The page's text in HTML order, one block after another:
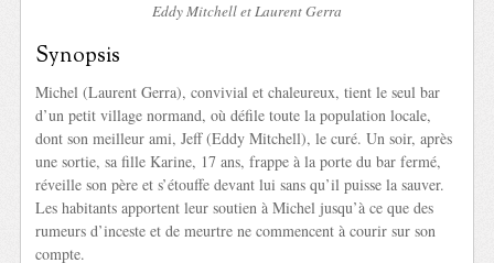
Eddy Mitchell et Laurent Gerra
Synopsis
Michel (Laurent Gerra), convivial et chaleureux, tient le seul bar
d’un petit village normand, où défile toute la population locale,
dont son meilleur ami, Jeff (Eddy Mitchell), le curé. Un soir, après
une sortie, sa fille Karine, 17 ans, frappe à la porte du bar fermé,
réveille son père et s’étouffe devant lui sans qu’il puisse la sauver.
Les habitants apportent leur soutien à Michel jusqu’à ce que des
rumeurs d’inceste et de meurtre ne commencent à courir sur son
compte.